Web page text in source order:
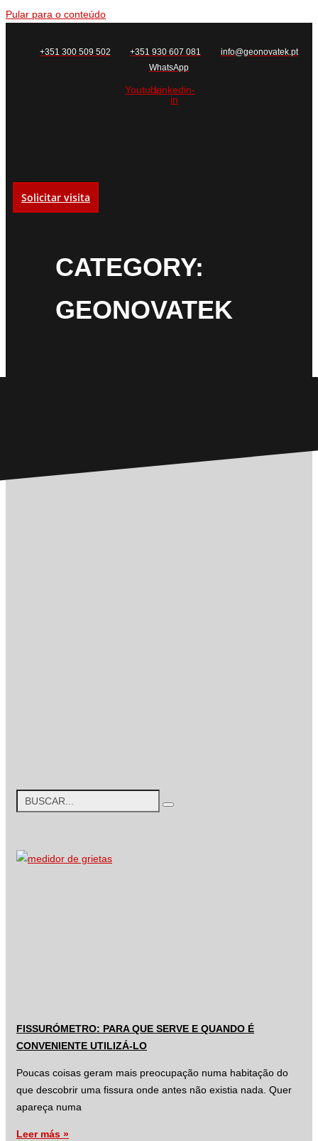
Pular para o conteúdo
+351 300 509 502 +351 930 607 081
info@geonovatek.pt
WhatsApp
YoutubeLinkedin-
in
Solicitar visita
CATEGORY:
GEONOVATEK
FISSURÓMETRO: PARA QUE SERVE E QUANDO É
CONVENIENTE UTILIZÁ-LO
Poucas coisas geram mais preocupação numa habitação do
que descobrir uma fissura onde antes não existia nada. Quer
apareça numa
Leer más »